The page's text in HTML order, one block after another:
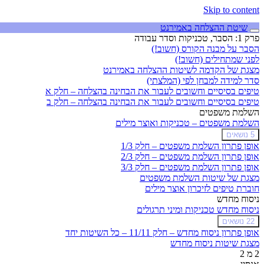
Skip to content
שיטת ההצלחה באמירנט
פרק 1: הסבר, טכניקות וסדר עבודה
הסבר על מבנה הקורס (חשוב!)
לפני שמתחילים (חשוב!)
מצגת של הקדמה לשיטות ההצלחה באמירנט
סדר למידה למבחן לפי (המלצתי)
טיפים בסיסיים וחשובים לעבור את הבחינה בהצלחה – חלק א
טיפים בסיסיים וחשובים לעבור את הבחינה בהצלחה – חלק ב
השלמת משפטים
השלמת משפטים – טכניקות ואוצר מילים
הרחב
השלמת
משפטים
–
טכניקות
ואוצר
מילים
5 נושאים
אופן פתרון השלמת משפטים – חלק 1/3
אופן פתרון השלמת משפטים – חלק 2/3
אופן פתרון השלמת משפטים – חלק 3/3
מצגת של שיטות השלמת משפטים
חוברת טיפים לזיכרון אוצר מילים
ניסוח מחדש
ניסוח מחדש טכניקות ומיני תרגולים
הרחב
ניסוח
מחדש
טכניקות
ומיני
תרגולים
22 נושאים
אופן פתרון ניסוח מחדש – חלק 11/11 – כל השיטות יחד
מצגת שיטות ניסוח מחדש
2 מ 2